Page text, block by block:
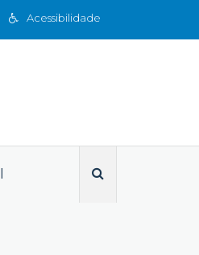
Acessibilidade